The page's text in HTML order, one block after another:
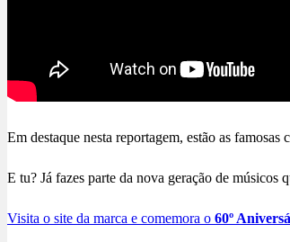
Em destaque nesta reportagem, estão as
E tu? Já fazes parte da nova geração de músicos
Visita o site da marca e comemora o 60º